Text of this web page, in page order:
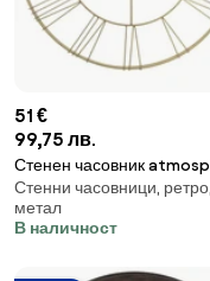
51 €
99,75 лв.
Стенен часовник
Phil, Винтидж, Ø70 см,
метал
Стенни часовници, ретро,
метал
В наличност